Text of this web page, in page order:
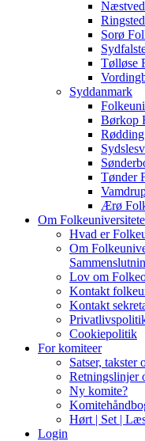
Sorø
Tølløse
Syddanmark
Børkop
Tønder
Ærø
Om
Hvad er
Om
Lov om
Kontakt
Kontakt
Cookiepolitik
For komiteer
Satser, takster
Retningslinjer
Ny komite?
Hørt | Set |
Login